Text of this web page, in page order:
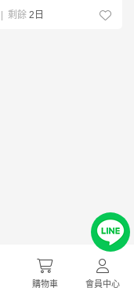
購物車 會員中心
| 剩餘 2日